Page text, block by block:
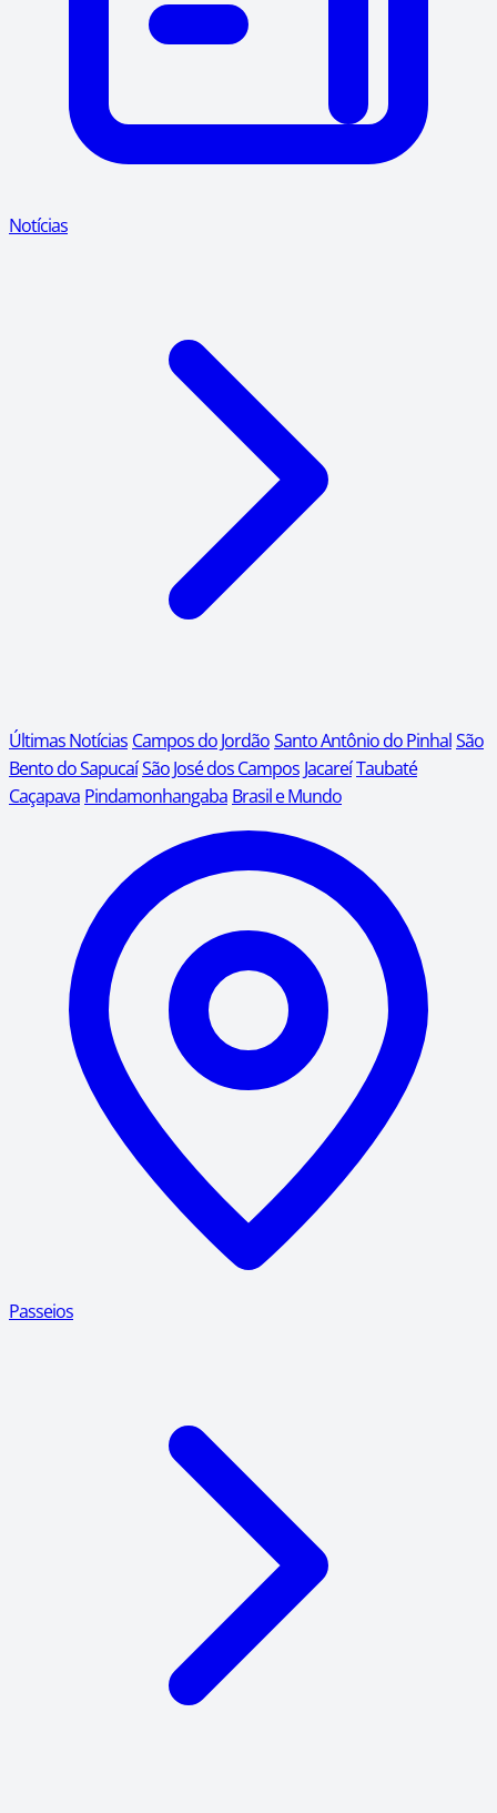
Notícias
Últimas Notícias Campos do JordãoSanto Antônio do PinhalSão
Bento do SapucaíSão José dos Campos JacareíTaubaté
Caçapava Pindamonhangaba Brasil e Mundo
Passeios